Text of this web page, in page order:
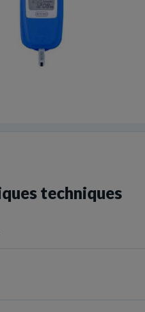
techniques